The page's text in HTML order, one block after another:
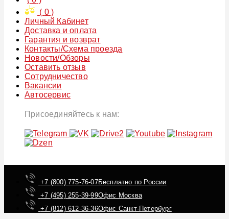
( 0)
Личный Кабинет
Доставка и оплата
Гарантия и возврат
Контакты/Схема проезда
Новости/Обзоры
Оставить отзыв
Сотрудничество
Вакансии
Автосервис
Присоединяйтесь к нам:
+7 (800) 775-76-07Бесплатно по России
+7 (495) 255-39-99Офис Москва
+7 (812) 612-36-36Офис Санкт-Петербург